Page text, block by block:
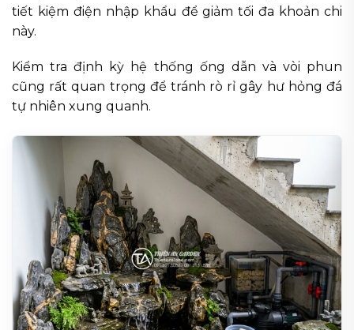
tiết kiệm điện nhập khẩu để giảm tối đa khoản chi
này.
Kiểm tra định kỳ hệ thống ống dẫn và vòi phun
cũng rất quan trọng để tránh rò rỉ gây hư hỏng đá
tự nhiên xung quanh.